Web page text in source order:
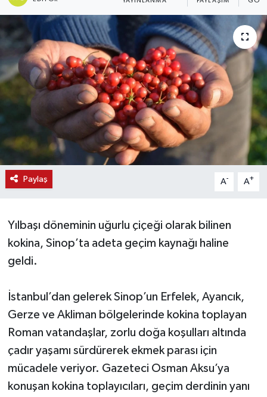
Paylaş A- A+
Yılbaşı döneminin uğurlu çiçeği olarak bilinen
kokina, Sinop’ta adeta geçim kaynağı haline
geldi.
İstanbul’dan gelerek Sinop’un Erfelek, Ayancık,
Gerze ve Akliman bölgelerinde kokina toplayan
Roman vatandaşlar, zorlu doğa koşulları altında
çadır yaşamı sürdürerek ekmek parası için
mücadele veriyor. Gazeteci Osman Aksu’ya
konuşan kokina toplayıcıları, geçim derdinin yanı